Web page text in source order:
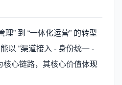
理” 到 “一体化运营” 的转型
以 “渠道接入 - 身份统一 -
核心链路，其核心价值体现